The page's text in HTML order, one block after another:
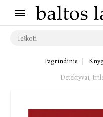
Pagrindinis
Detektyvai,